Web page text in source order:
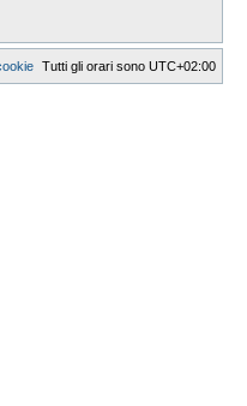
Tutti gli orari sono UTC+02:00